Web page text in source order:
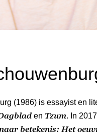
(1986) is essayist en
en Tzum. In
betekenis: Het